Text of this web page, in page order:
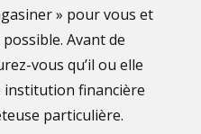
» pour vous et
Avant de
vous qu’il ou elle
institution financière
particulière.